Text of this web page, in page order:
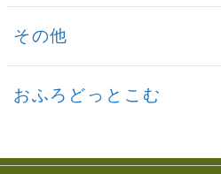
その他
おふろどっとこむ